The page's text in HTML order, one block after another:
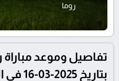
روما
تفاصيل وموعد مباراة
بتاريخ 2025-03-16 في الدوري الإيطالي